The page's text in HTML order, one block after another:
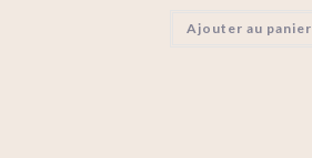
Ajouter au panier